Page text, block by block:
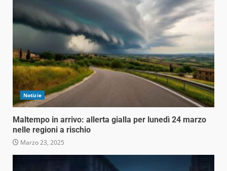
Notizie
Maltempo in arrivo: allerta gialla per lunedì 24 marzo
nelle regioni a rischio
Marzo 23, 2025